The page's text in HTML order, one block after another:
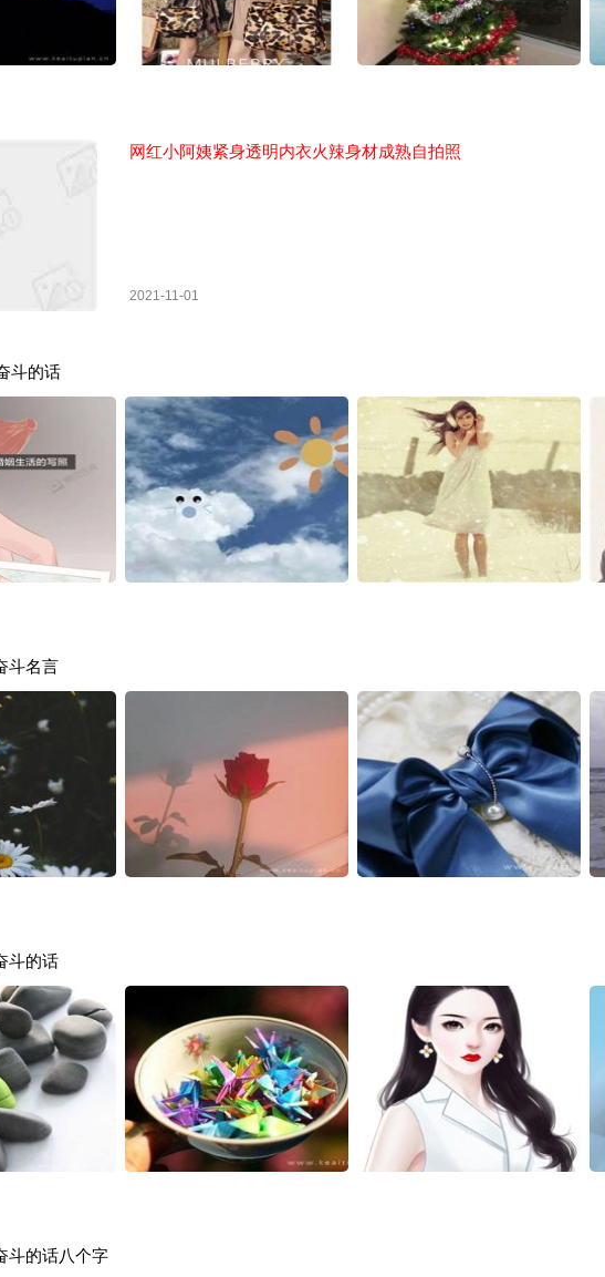
网红小阿姨紧身透明内衣火辣身材成熟自拍照
2021-11-01
斗的话
斗名言
斗的话
斗的话八个字